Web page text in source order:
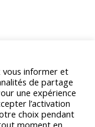
vous informer et
de partage
une expérience
l’activation
choix pendant
moment en